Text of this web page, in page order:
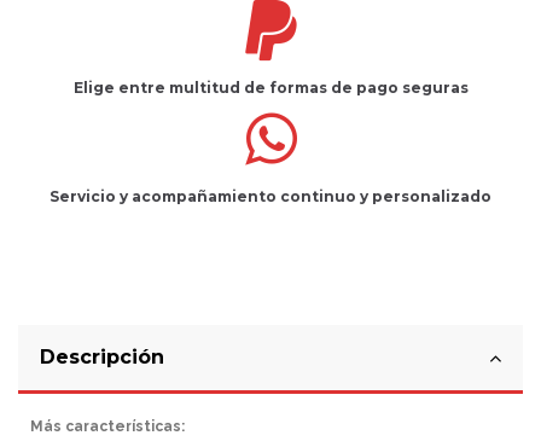
Elige entre multitud de formas de pago seguras
Servicio y acompañamiento continuo y personalizado
Descripción
Más características: